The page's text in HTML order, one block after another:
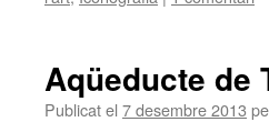
Aqüeducte de
Publicat el 7 desembre 2013